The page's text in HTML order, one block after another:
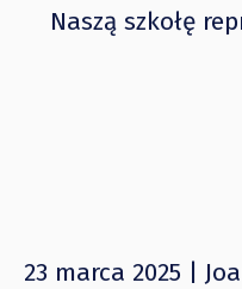
Naszą szkołę
23 marca 2025 |